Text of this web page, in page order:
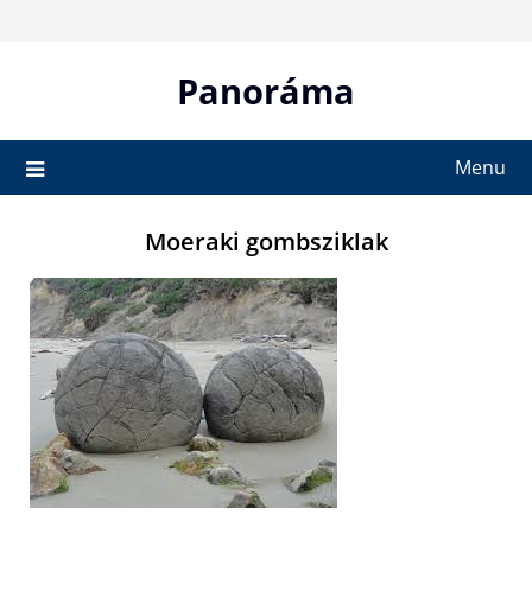
Panoráma
Menu
Moeraki gombsziklak